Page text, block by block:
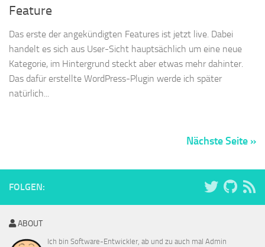
Feature
Das erste der angekündigten Features ist jetzt live. Dabei
handelt es sich aus User-Sicht hauptsächlich um eine neue
Kategorie, im Hintergrund steckt aber etwas mehr dahinter.
Das dafür erstellte WordPress-Plugin werde ich später
natürlich...
Nächste Seite »
FOLGEN:
ABOUT
Ich bin Software-Entwickler, ab und zu auch mal Admin